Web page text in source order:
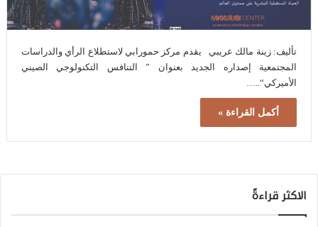
تأليف: زينة مالك عريبي يقدم مركز حمورابي لاستطلاع الرأي والدراسات
المجتمعية إصداره الجديد بعنوان ” التنافس التكنولوجي الصيني
الأميركي“..…
أكمل القراءة »
الاكثر قراءةً